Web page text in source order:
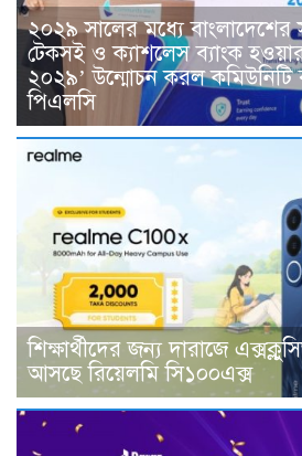
২০২৯ সালের মধ্যে বাংলাদেশের
টেকসই ও ক্যাশলেস ব্যাংক
২০২৯’ উন্মোচন করল কমিউনিটি
পিএলসি
শিক্ষার্থীদের জন্য দারাজে
আসছে রিয়েলমি সি১০০এক্স